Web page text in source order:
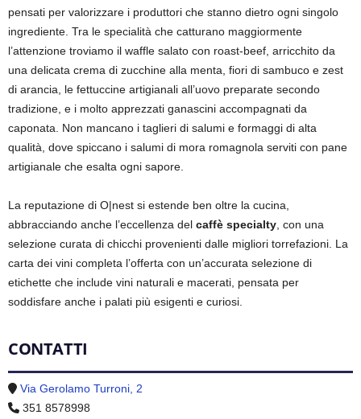
pensati per valorizzare i produttori che stanno dietro ogni singolo
ingrediente. Tra le specialità che catturano maggiormente
l’attenzione troviamo il waffle salato con roast-beef, arricchito da
una delicata crema di zucchine alla menta, fiori di sambuco e zest
di arancia, le fettuccine artigianali all’uovo preparate secondo
tradizione, e i molto apprezzati ganascini accompagnati da
caponata. Non mancano i taglieri di salumi e formaggi di alta
qualità, dove spiccano i salumi di mora romagnola serviti con pane
artigianale che esalta ogni sapore.
La reputazione di O|nest si estende ben oltre la cucina,
abbracciando anche l’eccellenza del caffè specialty , con una
selezione curata di chicchi provenienti dalle migliori torrefazioni. La
carta dei vini completa l’offerta con un’accurata selezione di
etichette che include vini naturali e macerati, pensata per
soddisfare anche i palati più esigenti e curiosi.
CONTATTI
Via Gerolamo Turroni, 2
351 8578998